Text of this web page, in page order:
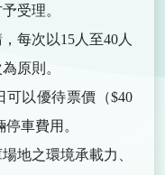
受理。
每次以15人至40人
原則。
可以優待票價（$40
車費用。
地之環境承載力、